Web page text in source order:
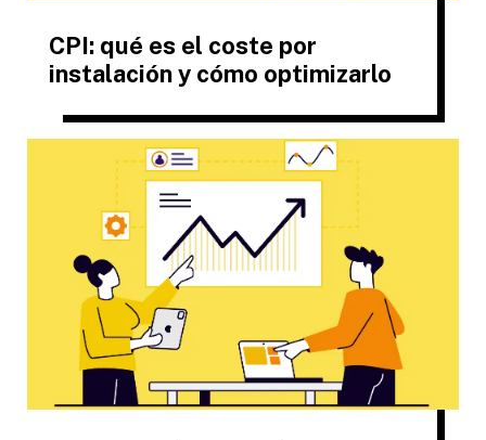
CPI: qué es el coste por
instalación y cómo optimizarlo